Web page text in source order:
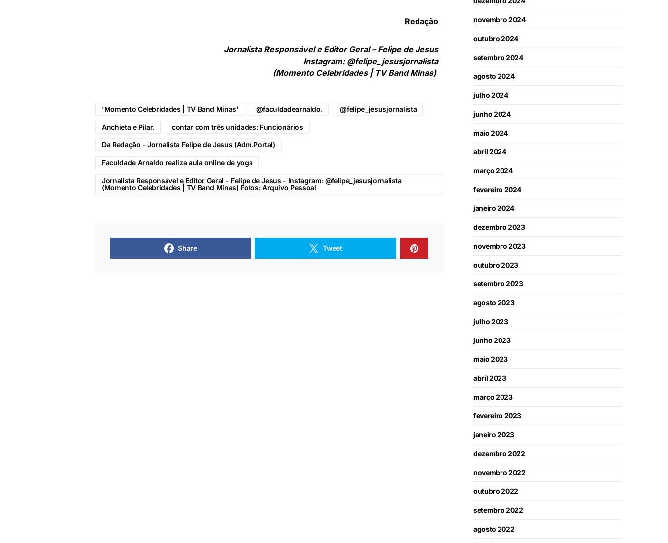
Redação
Jornalista Responsável e Editor Geral – Felipe de Jesus
Instagram: @felipe_jesusjornalista
(Momento Celebridades | TV Band Minas)
'Momento Celebridades | TV Band Minas' @faculdadearnaldo. @felipe_jesusjornalista
Anchieta e Pilar. contar com três unidades: Funcionários
Da Redação - Jornalista Felipe de Jesus (Adm.Portal)
Faculdade Arnaldo realiza aula online de yoga
Jornalista Responsável e Editor Geral - Felipe de Jesus - Instagram: @felipe_jesusjornalista
(Momento Celebridades | TV Band Minas) Fotos: Arquivo Pessoal
Share Tweet
novembro 2024
outubro 2024
setembro 2024
agosto 2024
julho 2024
junho 2024
maio 2024
abril 2024
março 2024
fevereiro 2024
janeiro 2024
dezembro 2023
novembro 2023
outubro 2023
setembro 2023
agosto 2023
julho 2023
junho 2023
maio 2023
abril 2023
março 2023
fevereiro 2023
janeiro 2023
dezembro 2022
novembro 2022
outubro 2022
setembro 2022
agosto 2022